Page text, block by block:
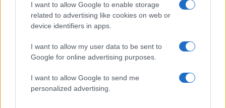
I want to allow Google to enable storage
related to advertising like cookies on web or
device identifiers in apps.
I want to allow my user data to be sent to
Google for online advertising purposes.
I want to allow Google to send me
personalized advertising.
Σχόλια
Κλειστό μέχρι νεοτέρας το
beach bar στην Πάρο όπου
πνίγηκε ο 4χρονος –
που είχε δηλωθεί ως
ναυαγοσώστης
Εκρηκτικό κοκτέιλ
40άρια και 8 μποφόρ
άνεμοι τις επόμενες